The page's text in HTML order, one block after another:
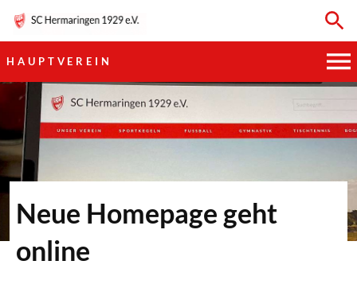
HAUPTVEREIN
HAUPTVEREIN
SPORTKEGELN
FUSSBALL
GYMNASTIK
Neue Homepage geht
online